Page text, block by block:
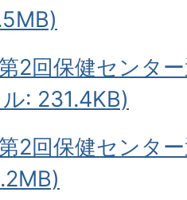
2回保健センタ
: 231.4KB)
2回保健センタ